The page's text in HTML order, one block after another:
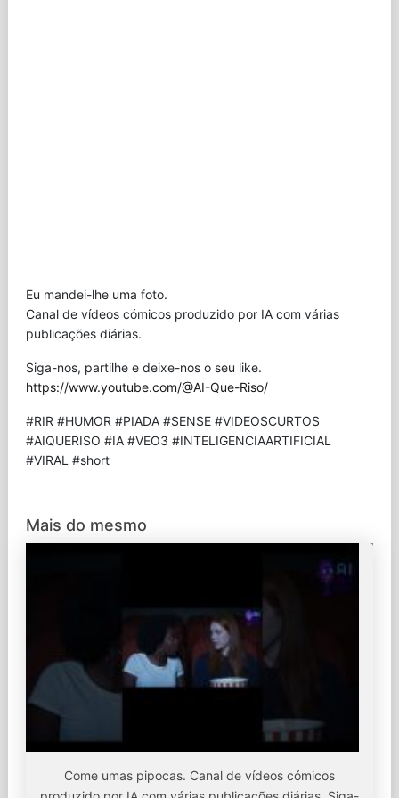
Eu mandei-lhe uma foto.
Canal de vídeos cómicos produzido por IA com várias
publicações diárias.
Siga-nos, partilhe e deixe-nos o seu like.
https://www.youtube.com/@AI-Que-Riso/
#RIR #HUMOR #PIADA #SENSE #VIDEOSCURTOS
#AIQUERISO #IA #VEO3 #INTELIGENCIAARTIFICIAL
#VIRAL #short
Mais do mesmo
Come umas pipocas. Canal de vídeos cómicos